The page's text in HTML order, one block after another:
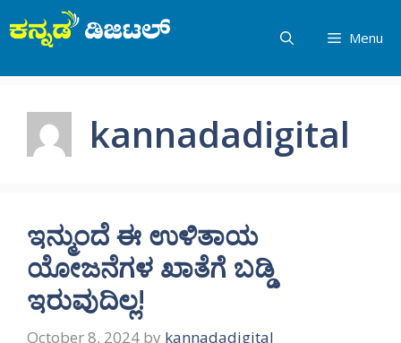
to
Menu
kannadadigital
ಇನ್ಮುಂದೆ ಈ ಉಳಿತಾಯ
ಯೋಜನೆಗಳ ಖಾತೆಗೆ ಬಡ್ಡಿ
ಇರುವುದಿಲ್ಲ!
October 8, 2024 by kannadadigital